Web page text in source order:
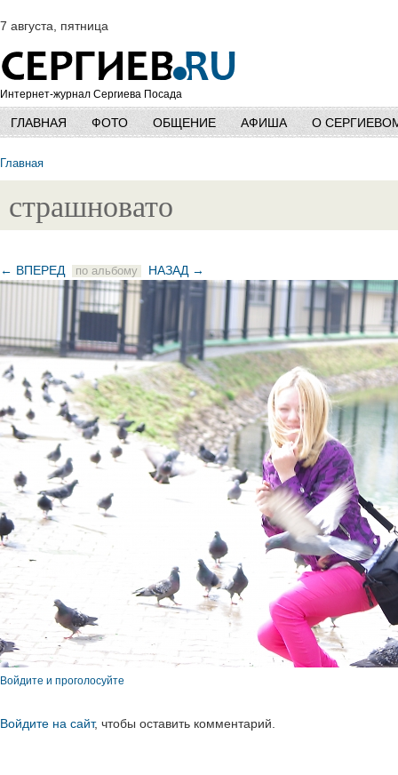
7 августа, пятница
Интернет-журнал Сергиева Посада
ГЛАВНАЯ ФОТО ОБЩЕНИЕ АФИША О
Главная
страшновато
← ВПЕРЕД по альбому НАЗАД →
Войдите и проголосуйте
Войдите на сайт, чтобы оставить комментарий.